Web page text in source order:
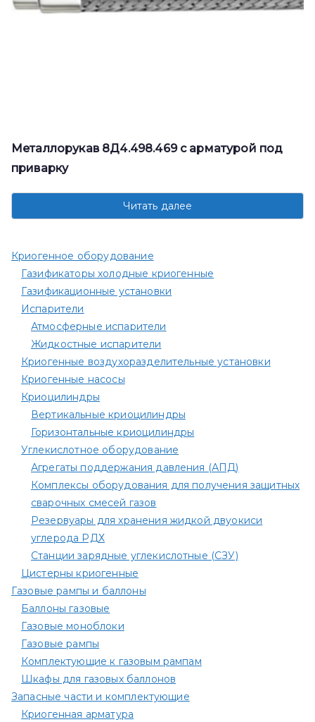
Металлорукав 8Д4.498.469 с арматурой под
приварку
Читать далее
Криогенное оборудование
Газификаторы холодные криогенные
Газификационные установки
Испарители
Атмосферные испарители
Жидкостные испарители
Криогенные воздухоразделительные установки
Криогенные насосы
Криоцилиндры
Вертикальные криоцилиндры
Горизонтальные криоцилиндры
Углекислотное оборудование
Агрегаты поддержания давления (АПД)
Комплексы оборудования для получения защитных
сварочных смесей газов
Резервуары для хранения жидкой двуокиси
углерода РДХ
Станции зарядные углекислотные (СЗУ)
Цистерны криогенные
Газовые рампы и баллоны
Баллоны газовые
Газовые моноблоки
Газовые рампы
Комплектующие к газовым рампам​
Шкафы для газовых баллонов
Запасные части и комплектующие
Криогенная арматура